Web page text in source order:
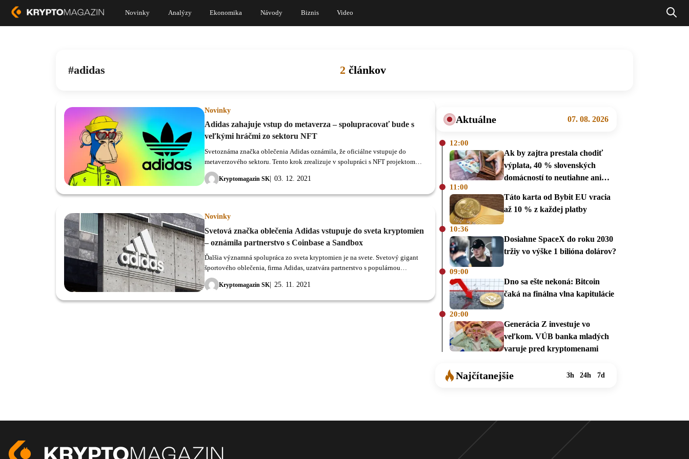
Novinky Analýzy Ekonomika Návody Biznis Video
adidas 2 článkov
Novinky
Adidas zahajuje vstup do metaverza – spolupracovať bude s
veľkými hráčmi zo sektoru NFT
Kryptomagazin SK 03. 12. 2021
Svetoznáma značka oblečenia Adidas oznámila, že oficiálne vstupuje do
metaverzového sektoru. Tento krok zrealizuje v spolupráci s NFT projektom
Bored Ape Yacht Club, gmoney NFT a komiksovým PUNKS.
Novinky
Svetová značka oblečenia Adidas vstupuje do sveta kryptomien
– oznámila partnerstvo s Coinbase a Sandbox
Kryptomagazin SK 25. 11. 2021
Ďalšia významná spolupráca zo sveta kryptomien je na svete. Svetový gigant
športového oblečenia, firma Adidas, uzatvára partnerstvo s populárnou
kryptoburzou Coinbase a projektom zo metaverzového sektora, Sandbox.
Aktuálne 07. 08. 2026
12:00
Ak by zajtra prestala chodiť
výplata, 40 % slovenských
domácností to neutiahne ani
11:00
Táto karta od Bybit EU vracia
až 10 % z každej platby
10:36
Dosiahne SpaceX do roku 2030
tržiy vo výške 1 bilióna dolárov?
09:00
Dno sa ešte nekoná: Bitcoin
čaká na finálna vlna kapitulácie
20:00
Generácia Z investuje vo
veľkom. VÚB banka mladých
varuje pred kryptomenami
Najčítanejšie 3h 24h 7d